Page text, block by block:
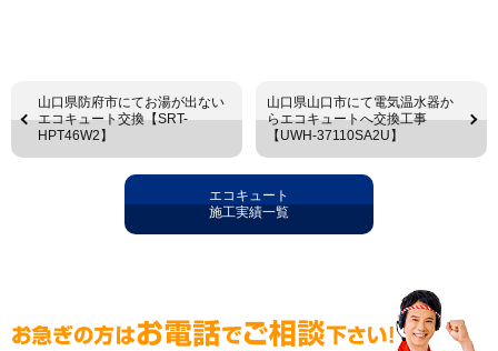
山口県防府市にてお湯が出ない
エコキュート交換【SRT-
HPT46W2】
山口県山口市にて電気温水器か
らエコキュートへ交換工事
【UWH-37110SA2U】
エコキュート
施工実績一覧